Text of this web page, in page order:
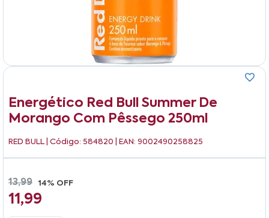
Energético Red Bull Summer De
Morango Com Pêssego 250ml
RED BULL| Código: 584820 | EAN: 9002490258825
13,99 14% OFF
11,99